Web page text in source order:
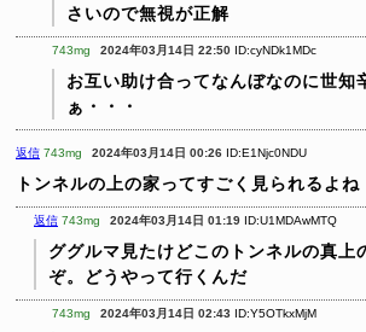
さいので無視が正解
743mg 2024年03月14日 22:50 ID:cyNDk1MDc
お互い助け合ってなんぼなのに世知
ぁ・・・
返信 743mg 2024年03月14日 00:26 ID:E1Njc0NDU
トンネルの上の家ってすごく見られるよね
返信 743mg 2024年03月14日 01:19 ID:U1MDAwMTQ
ググルマ見たけどこのトンネルの真上
ぞ。どうやって行くんだ
743mg 2024年03月14日 02:43 ID:Y5OTkxMjM